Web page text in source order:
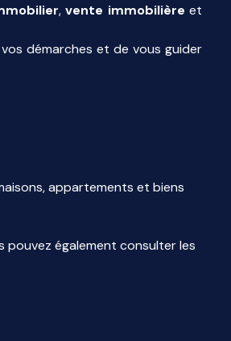
, vente immobilière et
démarches et de vous guider
appartements et biens
également consulter les